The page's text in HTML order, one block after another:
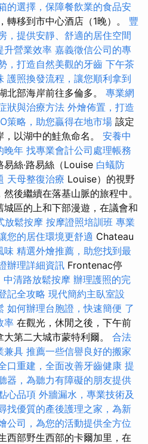
的選擇，保障餐飲業的食品安
轉移到市中心酒店（1晚）。 豐
，提供安靜、舒適的居住空間
升營業效率 嘉義徵信公司的專
，打造自然美觀的牙齒 下午茶
護照換發流程，讓您順利拿到
北部海岸前往多倫多。 專業網
狀與治療方法 外燴佈置，打造
策略，助您贏得在地市場 該定
以湖中的鮭魚命名。 安養中
晚年 找專業會計公司處理帳務
絲·路易絲（Louise 白蟻防
天母整復治療 Louise）的視野
後繼續在落基山脈的旅程中。
區的上和下部漫遊，在議會和
放鬆按摩 按摩證照培訓班 專業
您的居住環境更舒適 Chateau
味 精選外燴推薦，助您找到最
辦理詳細資訊 Frontenac停
中清路放鬆按摩 辦理護照的完
記全攻略 現代簡約主臥室設
如何辦理台胞證，快速簡便 了
率 在觀光，休閒之後，下午前
第二大城市蒙特利爾。 合法
兼具 推薦一些信譽良好的搬家
口重建，全面改善牙齒健康 提
器，為聽力有障礙的朋友提供
心品項 外牆漏水，專業技術及
找優質的產後護理之家，為新
公司，為您的活動提供全方位
西部野生西部的卡爾加里，在